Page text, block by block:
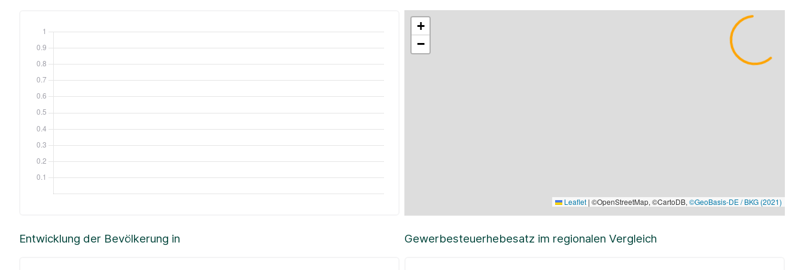
+
−
Leaflet | ©OpenStreetMap, ©CartoDB, ©GeoBasis-DE / BKG (2021)
Entwicklung der Bevölkerung in Gewerbesteuerhebesatz im regionalen Vergleich